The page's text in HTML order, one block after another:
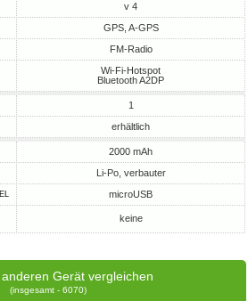
v 4
GPS, A-GPS
FM-Radio
Wi-Fi-Hotspot
Bluetooth A2DP
1
erhältlich
2000 mAh
Li-Po, verbauter
microUSB
keine
Gerät vergleichen
(insgesamt - 6070)